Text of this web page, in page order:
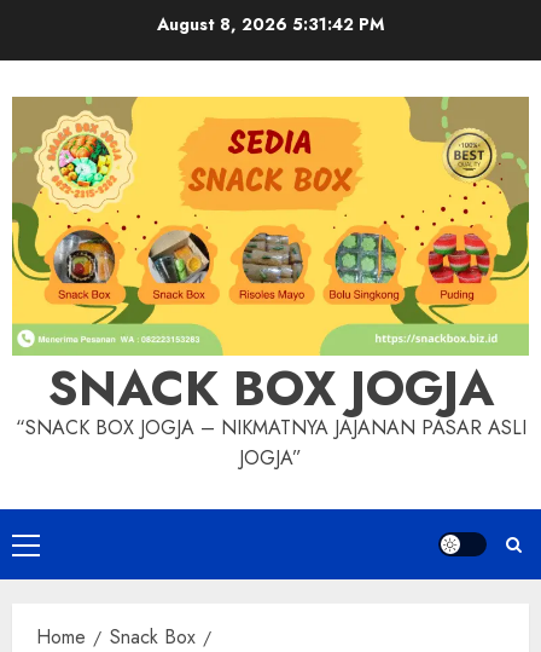
August 8, 2026 5:31:43 PM
SNACK BOX JOGJA
“SNACK BOX JOGJA – NIKMATNYA JAJANAN PASAR ASLI
JOGJA”
Primary
Menu
Home
Snack Box